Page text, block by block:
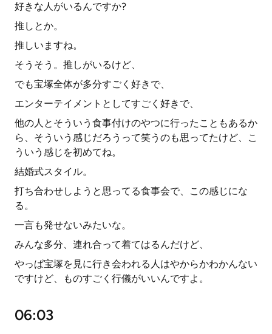
好きな人がいるんですか?
推しとか。
推しいますね。
そうそう。推しがいるけど、
でも宝塚全体が多分すごく好きで、
エンターテイメントとしてすごく好きで、
他の人とそういう食事付けのやつに行ったこともあるか
ら、そういう感じだろうって笑うのも思ってたけど、こ
ういう感じを初めてね。
結婚式スタイル。
打ち合わせしようと思ってる食事会で、この感じにな
る。
一言も発せないみたいな。
みんな多分、連れ合って着てはるんだけど、
やっぱ宝塚を見に行き会われる人はやからかわかんない
ですけど、ものすごく行儀がいいんですよ。
06:03